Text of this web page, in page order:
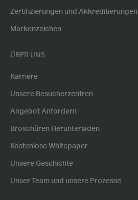
Zertifizierungen und Akkreditierungen
Markenzeichen
ÜBER UNS
Karriere
Unsere Besucherzentren
Angebot Anfordern
Broschüren Herunterladen
Kostenlose Whitepaper
Unsere Geschichte
Unser Team und unsere Prozesse